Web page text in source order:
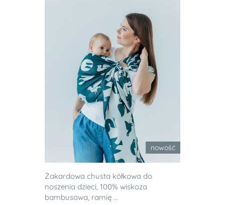
nowość
Żakardowa chusta kółkowa do
noszenia dzieci, 100% wiskoza
bambusowa, ramię ...